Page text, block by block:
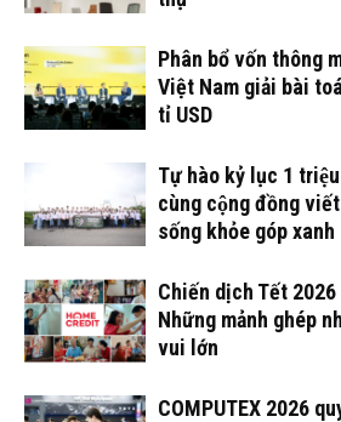
Phân bổ vốn thông
Việt Nam giải bài
tỉ USD
Tự hào kỷ lục 1
cùng cộng đồng
sống khỏe góp xanh
Chiến dịch Tết
Những mảnh ghép
vui lớn
COMPUTEX 2026